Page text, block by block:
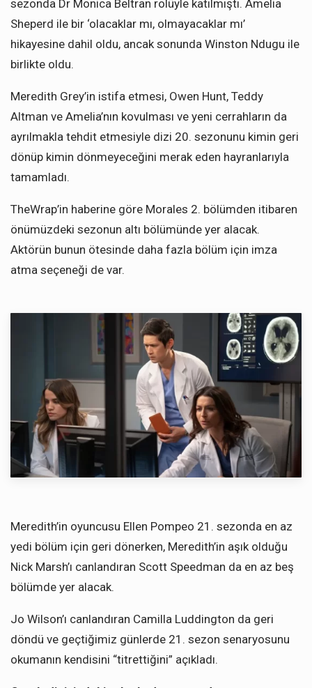
sezonda Dr Monica Beltran rolüyle katılmıştı. Amelia
Sheperd ile bir ‘olacaklar mı, olmayacaklar mı’
hikayesine dahil oldu, ancak sonunda Winston Ndugu ile
birlikte oldu.
Meredith Grey’in istifa etmesi, Owen Hunt, Teddy
Altman ve Amelia’nın kovulması ve yeni cerrahların da
ayrılmakla tehdit etmesiyle dizi 20. sezonunu kimin geri
dönüp kimin dönmeyeceğini merak eden hayranlarıyla
tamamladı.
TheWrap’in haberine göre Morales 2. bölümden itibaren
önümüzdeki sezonun altı bölümünde yer alacak.
Aktörün bunun ötesinde daha fazla bölüm için imza
atma seçeneği de var.
Meredith’in oyuncusu Ellen Pompeo 21. sezonda en az
yedi bölüm için geri dönerken, Meredith’in aşık olduğu
Nick Marsh’ı canlandıran Scott Speedman da en az beş
bölümde yer alacak.
Jo Wilson’ı canlandıran Camilla Luddington da geri
döndü ve geçtiğimiz günlerde 21. sezon senaryosunu
okumanın kendisini “titrettiğini” açıkladı.